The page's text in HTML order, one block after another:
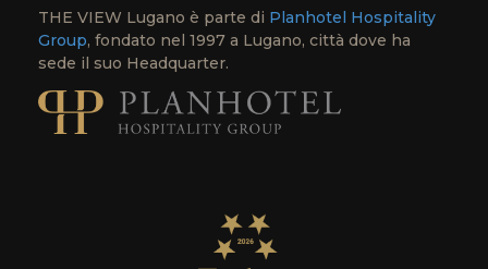
THE VIEW Lugano è parte di Planhotel Hospitality
Group, fondato nel 1997 a Lugano, città dove ha
sede il suo Headquarter.